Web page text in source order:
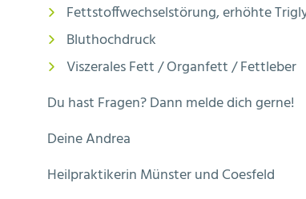
Fettstoffwechselstörung, erhöhte
Bluthochdruck
Viszerales Fett / Organfett / Fettleber
Du hast Fragen? Dann melde dich gerne!
Deine Andrea
Heilpraktikerin Münster und Coesfeld